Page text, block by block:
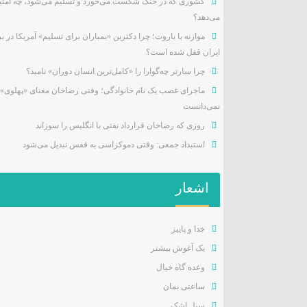
می‌دهد؟
موازنه با باروت؛ چرا دکترین «بمباران برای تسلیم» آمریکا در
ایران قفل شده است؟
چرا سارتر چه‌گوارا را «کامل‌ترین انسان دوران» نامید؟
ماجرای غصب یک نام خانوادگی؛ وقتی رضاخان معنای «پهلوی»
نمی‌دانست
روزی که رضاخان قرارداد نفتی با انگلیس را سوزاند
استبداد جمعی: وقتی دموکراسی به قفس تبدیل می‌شود
اشعار
خدا و پاییز
یک آغوش بیشتر
وعده گاه خیال
ساعتی بمان